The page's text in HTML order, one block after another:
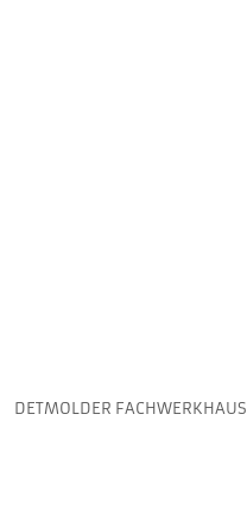
DETMOLDER FACHWERKHAUS